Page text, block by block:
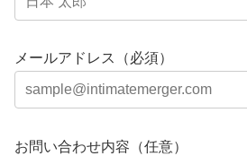
メールアドレス（必須）
お問い合わせ内容（任意）